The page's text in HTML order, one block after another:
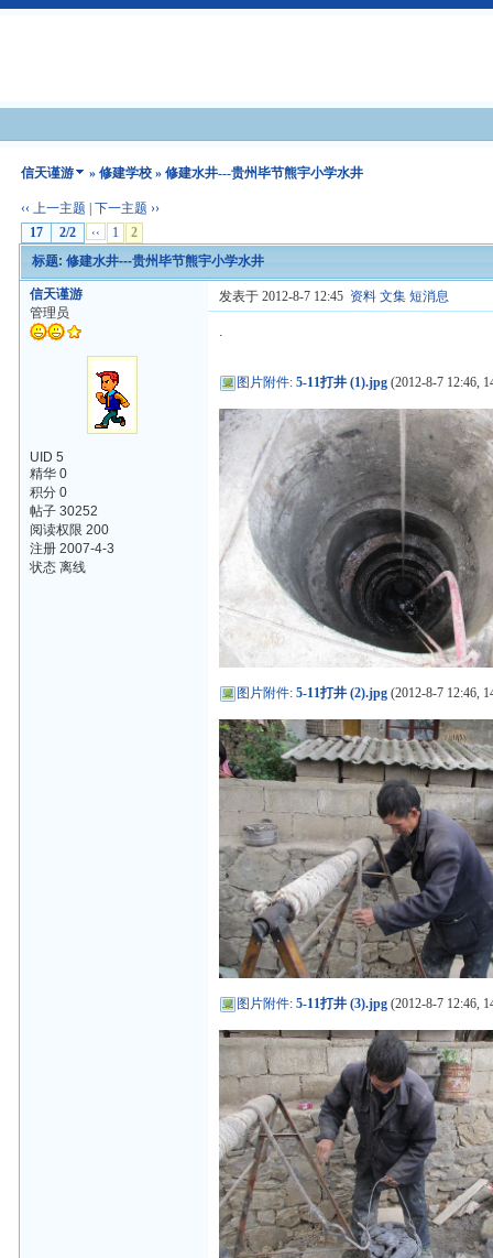
信天谨游 »修建学校 » 修建水井---贵州毕节熊宇小学水井
‹‹ 上一主题 |下一主题 ››
17
2/2 ‹‹ 1
2
标题: 修建水井---贵州毕节熊宇小学水井
信天谨游
管理员
UID 5
精华 0
积分 0
帖子 30252
阅读权限 200
注册 2007-4-3
状态 离线
发表于 2012-8-7 12:45 资料 文集 短消息
.
图片附件:5-11打井 (1).jpg (2012-8-7 12:46,
图片附件:5-11打井 (2).jpg (2012-8-7 12:46,
图片附件:5-11打井 (3).jpg (2012-8-7 12:46,